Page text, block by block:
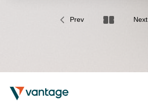
Prev Next